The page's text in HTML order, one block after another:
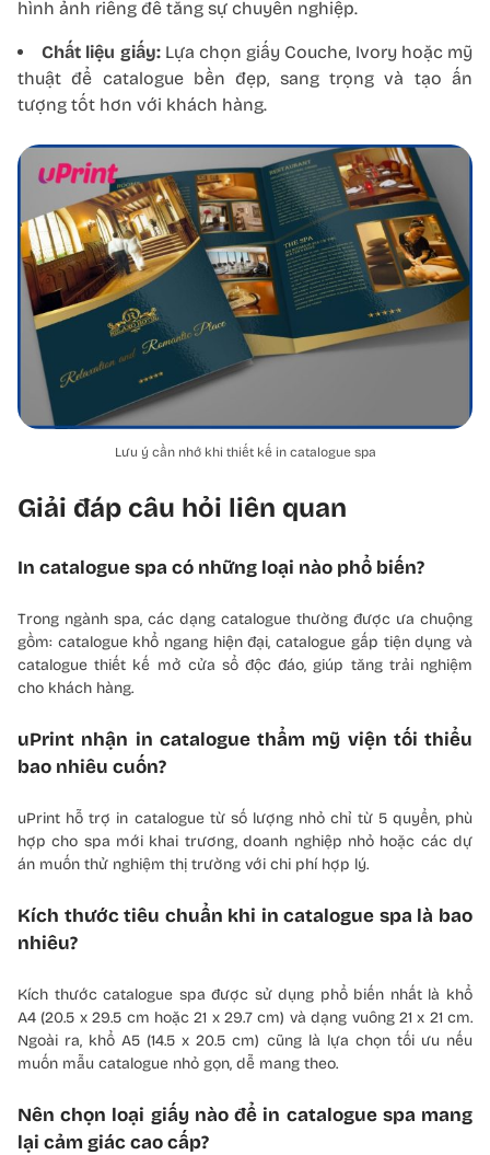
hình ảnh riêng để tăng sự chuyên nghiệp.
Chất liệu giấy:Lựa chọn giấy Couche, Ivory hoặc mỹ
thuật để catalogue bền đẹp, sang trọng và tạo ấn
tượng tốt hơn với khách hàng.
Lưu ý cần nhớ khi thiết kế in catalogue spa
Giải đáp câu hỏi liên quan
In catalogue spa có những loại nào phổ biến?
Trong ngành spa, các dạng catalogue thường được ưa chuộng
gồm: catalogue khổ ngang hiện đại, catalogue gấp tiện dụng và
catalogue thiết kế mở cửa sổ độc đáo, giúp tăng trải nghiệm
cho khách hàng.
uPrint nhận in catalogue thẩm mỹ viện tối thiểu
bao nhiêu cuốn?
uPrint hỗ trợ in catalogue từ số lượng nhỏ chỉ từ 5 quyển, phù
hợp cho spa mới khai trương, doanh nghiệp nhỏ hoặc các dự
án muốn thử nghiệm thị trường với chi phí hợp lý.
Kích thước tiêu chuẩn khi in catalogue spa là bao
nhiêu?
Kích thước catalogue spa được sử dụng phổ biến nhất là khổ
A4 (20.5 x 29.5 cm hoặc 21 x 29.7 cm) và dạng vuông 21 x 21 cm.
Ngoài ra, khổ A5 (14.5 x 20.5 cm) cũng là lựa chọn tối ưu nếu
muốn mẫu catalogue nhỏ gọn, dễ mang theo.
Nên chọn loại giấy nào để in catalogue spa mang
lại cảm giác cao cấp?